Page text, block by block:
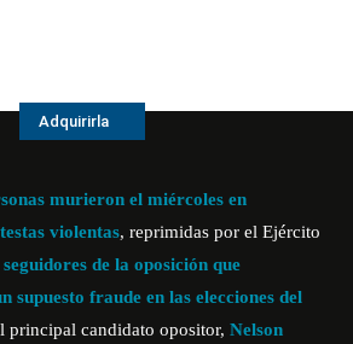
Adquirirla
murieron el miércoles en
violentas, reprimidas por el Ejército
seguidores de la oposición que
supuesto fraude en las elecciones del
principal candidato opositor, Nelson